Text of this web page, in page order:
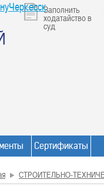
Заполнить
ходатайство в
суд
Сертификаты
СТРОИТЕЛЬНО-